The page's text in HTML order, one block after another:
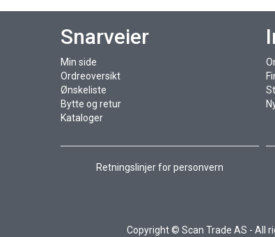
Snarveier
Min side
Ordreoversikt
Ønskeliste
Bytte og retur
Kataloger
Retningslinjer for personvern
Copyright © Scan Trade AS - All